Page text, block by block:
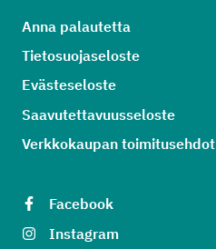
Anna palautetta
Tietosuojaseloste
Evästeseloste
Saavutettavuusseloste
Verkkokaupan toimitusehdot
Facebook
Instagram